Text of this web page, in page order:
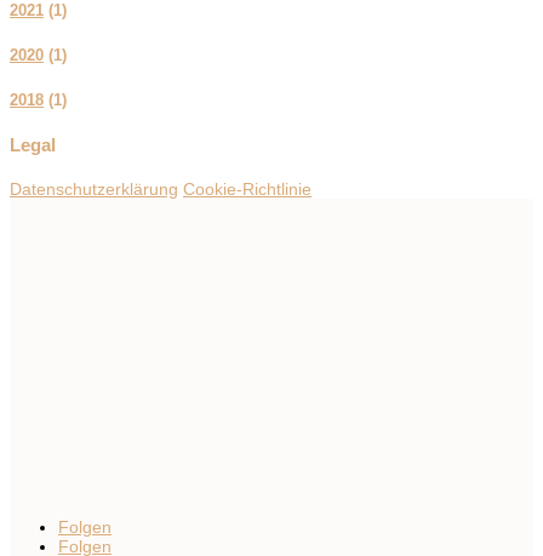
2021 (1)
2020 (1)
2018 (1)
Legal
Datenschutzerklärung Cookie-Richtlinie
Folgen
Folgen